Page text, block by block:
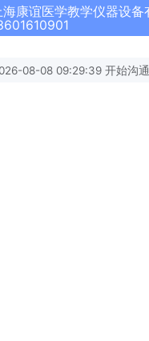
08-08 09:29:39 开始沟通